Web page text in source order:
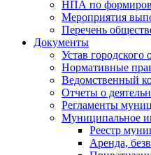
НПА по
Мероприятия
Перечень
Документы
Устав городского
Нормативные
Ведомственный
Отчеты о
Регламенты
Муниципальное
Реестр
Аренда,